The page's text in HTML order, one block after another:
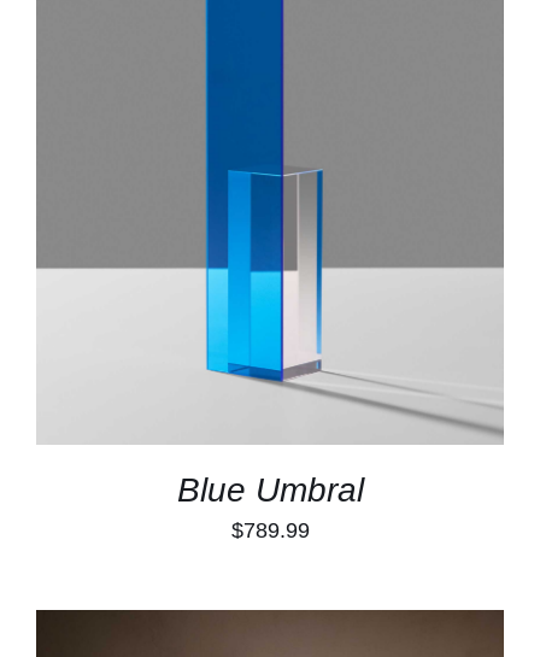
TOEVOEGEN AAN WINKELWAGEN
Blue Umbral
$789.99